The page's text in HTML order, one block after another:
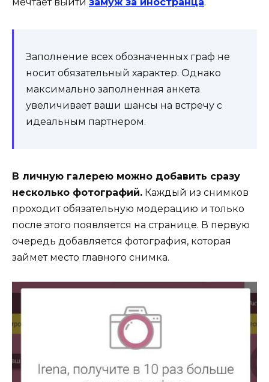
Заполнение всех обозначенных граф не
носит обязательный характер. Однако
максимально заполненная анкета
увеличивает ваши шансы на встречу с
идеальным партнером.
В личную галерею можно добавить сразу
несколько фотографий. Каждый из снимков
проходит обязательную модерацию и только
после этого появляется на странице. В первую
очередь добавляется фотография, которая
займет место главного снимка.